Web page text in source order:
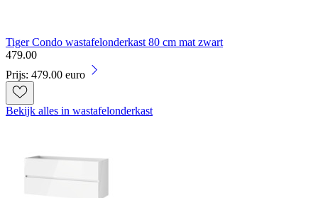
Tiger Condo wastafelonderkast 80 cm mat zwart
479.00
Prijs: 479.00 euro
Bekijk alles in wastafelonderkast